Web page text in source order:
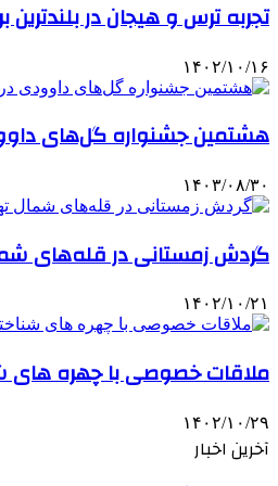
تجربه ترس و هیجان در بلندترین
۱۴۰۲/۱۰/۱۶
هشتمین جشنواره گل‌های
۱۴۰۳/۰۸/۳۰
گردش زمستانی در قله‌های
۱۴۰۲/۱۰/۲۱
ملاقات خصوصی با چهره های
۱۴۰۲/۱۰/۲۹
آخرین اخبار